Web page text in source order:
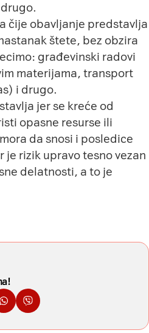
čije obavljanje predstavlja
štete, bez obzira
građevinski radovi
materijama, transport
i drugo.
jer se kreće od
opasne resurse ili
da snosi i posledice
je rizik upravo tesno vezan
delatnosti, a to je
Linkdinu
na imejl
Podelite na WhatsApp
Podelite na Viberu